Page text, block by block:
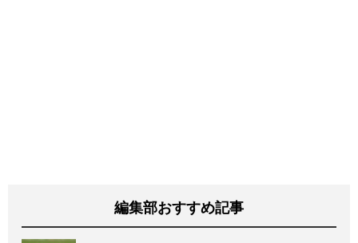
編集部おすすめ記事